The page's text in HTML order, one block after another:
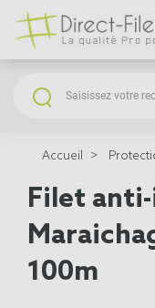
Accueil
Filet
100m